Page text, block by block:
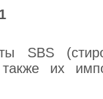
SBS
их